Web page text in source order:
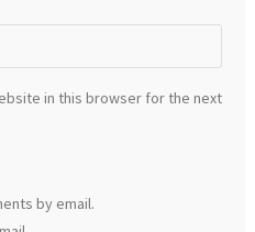
in this browser for the next
by email.